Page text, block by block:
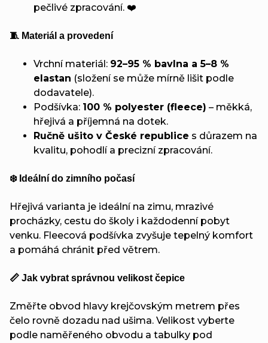
pečlivé zpracování. ❤️
🧵 Materiál a provedení
Vrchní materiál: 92–95 % bavlna a 5–8 %
elastan (složení se může mírně lišit podle
dodavatele).
Podšívka: 100 % polyester (fleece) – měkká,
hřejivá a příjemná na dotek.
Ručně ušito v České republice s důrazem na
kvalitu, pohodlí a precizní zpracování.
❄️ Ideální do zimního počasí
Hřejivá varianta je ideální na zimu, mrazivé
procházky, cestu do školy i každodenní pobyt
venku. Fleecová podšívka zvyšuje tepelný komfort
a pomáhá chránit před větrem.
📏 Jak vybrat správnou velikost čepice
Změřte obvod hlavy krejčovským metrem přes
čelo rovně dozadu nad ušima. Velikost vyberte
podle naměřeného obvodu a tabulky pod